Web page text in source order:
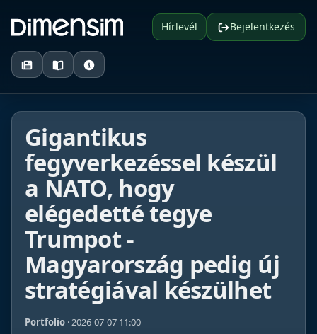
Hírlevél Bejelentkezés
Gigantikus
fegyverkezéssel készül
a NATO, hogy
elégedetté tegye
Trumpot -
Magyarország pedig új
stratégiával készülhet
Portfolio · 2026-07-07 11:00